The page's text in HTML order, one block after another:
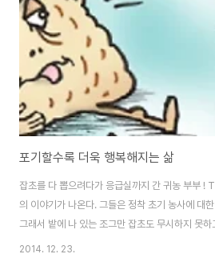
포기할수록 더욱 행복해지는 삶
잡초를 다 뽑으려다가 응급실까지 간 귀농 부부 !
의 이야기가 나온다. 그들은 정착 초기 농사에 대
그래서 밭에 나 있는 조그만 잡초도 무시하지 못
한 노력으로 농사는 잘 되었으나 부부는 결국 응급
2014. 12. 23.